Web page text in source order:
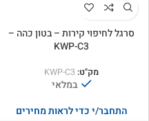
סרגל לחיפוי קירות – בטון כהה –
KWP-C3
מק"ט: KWP-C3
במלאי
התחבר/י כדי לראות מחירים